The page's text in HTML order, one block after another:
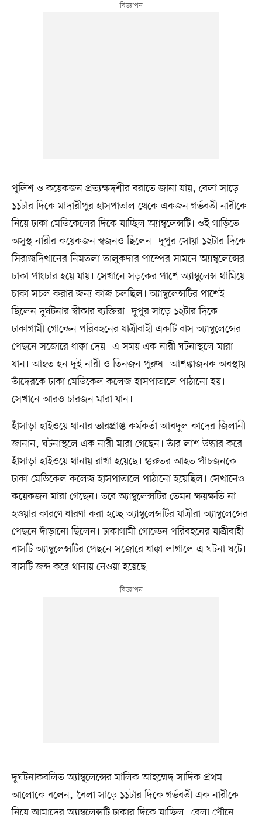
পুলিশ ও কয়েকজন প্রত্যক্ষদর্শীর বরাতে জানা যায়, বেলা সাড়ে
১১টার দিকে মাদারীপুর হাসপাতাল থেকে একজন গর্ভবতী নারীকে
নিয়ে ঢাকা মেডিকেলের দিকে যাচ্ছিল অ্যাম্বুলেন্সটি। ওই গাড়িতে
অসুস্থ নারীর কয়েকজন স্বজনও ছিলেন। দুপুর সোয়া ১২টার দিকে
সিরাজদিখানের নিমতলা তালুকদার পাম্পের সামনে অ্যাম্বুলেন্সের
চাকা পাংচার হয়ে যায়। সেখানে সড়কের পাশে অ্যাম্বুলেন্স থামিয়ে
চাকা সচল করার জন্য কাজ চলছিল। অ্যাম্বুলেন্সটির পাশেই
ছিলেন দুর্ঘটনার স্বীকার ব্যক্তিরা। দুপুর সাড়ে ১২টার দিকে
ঢাকাগামী গোল্ডেন পরিবহনের যাত্রীবাহী একটি বাস অ্যাম্বুলেন্সের
পেছনে সজোরে ধাক্কা দেয়। এ সময় এক নারী ঘটনাস্থলে মারা
যান। আহত হন দুই নারী ও তিনজন পুরুষ। আশঙ্কাজনক অবস্থায়
তাঁদেরকে ঢাকা মেডিকেল কলেজ হাসপাতালে পাঠানো হয়।
সেখানে আরও চারজন মারা যান।
হাঁসাড়া হাইওয়ে থানার ভারপ্রাপ্ত কর্মকর্তা আবদুল কাদের জিলানী
জানান, ঘটনাস্থলে এক নারী মারা গেছেন। তাঁর লাশ উদ্ধার করে
হাঁসাড়া হাইওয়ে থানায় রাখা হয়েছে। গুরুতর আহত পাঁচজনকে
ঢাকা মেডিকেল কলেজ হাসপাতালে পাঠানো হয়েছিল। সেখানেও
কয়েকজন মারা গেছেন। তবে অ্যাম্বুলেন্সটির তেমন ক্ষয়ক্ষতি না
হওয়ার কারণে ধারণা করা হচ্ছে অ্যাম্বুলেন্সটির যাত্রীরা অ্যাম্বুলেন্সের
পেছনে দাঁড়ানো ছিলেন। ঢাকাগামী গোল্ডেন পরিবহনের যাত্রীবাহী
বাসটি অ্যাম্বুলেন্সটির পেছনে সজোরে ধাক্কা লাগালে এ ঘটনা ঘটে।
বাসটি জব্দ করে থানায় নেওয়া হয়েছে।
দুর্ঘটনাকবলিত অ্যাম্বুলেন্সের মালিক আহম্মেদ সাদিক প্রথম
আলোকে বলেন, ‘বেলা সাড়ে ১১টার দিকে গর্ভবতী এক নারীকে